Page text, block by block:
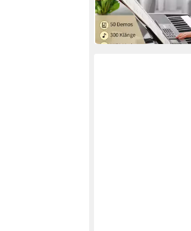
-63%
in 5-6 Werktagen bei dir